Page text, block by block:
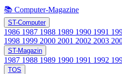
📚 Computer-Magazine
ST-Computer
1986 1987 1988 1989 1990 1991
1998 1999 2000 2001 2002 2003
ST-Magazin
1987 1988 1989 1990 1991 1992
TOS